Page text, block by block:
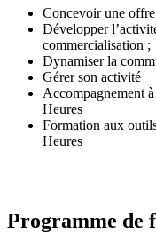
Concevoir une
Développer
commercialisation ;
Dynamiser la
Gérer son activité
Accompagnement
Heures
Formation aux
Heures
Programme de